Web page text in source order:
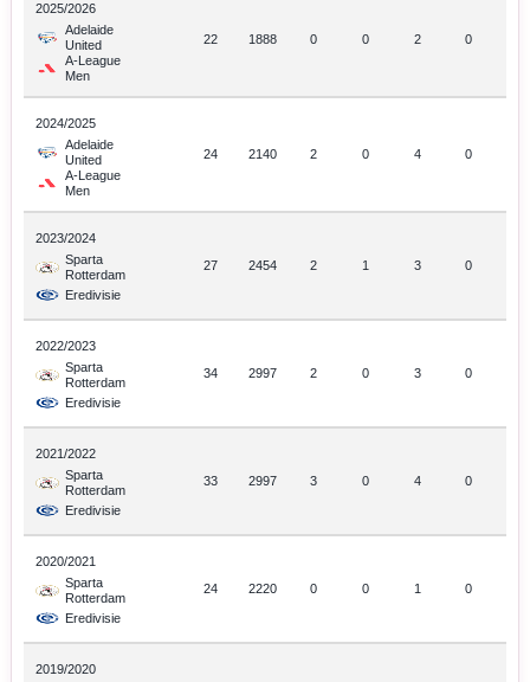
2025/2026
Adelaide
United
A-League
Men
22 1888 0 0 2 0
2024/2025
Adelaide
United
A-League
Men
24 2140 2 0 4 0
2023/2024
Sparta
Rotterdam
Eredivisie
27 2454 2 1 3 0
2022/2023
Sparta
Rotterdam
Eredivisie
34 2997 2 0 3 0
2021/2022
Sparta
Rotterdam
Eredivisie
33 2997 3 0 4 0
2020/2021
Sparta
Rotterdam
Eredivisie
24 2220 0 0 1 0
2019/2020